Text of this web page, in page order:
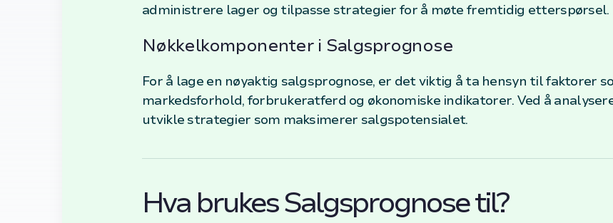
administrere lager og tilpasse strategier for å møte fremtidig etterspørsel.
Nøkkelkomponenter i Salgsprognose
For å lage en nøyaktig salgsprognose, er det viktig å ta hensyn til faktorer
markedsforhold, forbrukeratferd og økonomiske indikatorer. Ved å
utvikle strategier som maksimerer salgspotensialet.
Hva brukes Salgsprognose til?